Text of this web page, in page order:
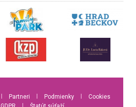
Partneri Podmienky
Cookies